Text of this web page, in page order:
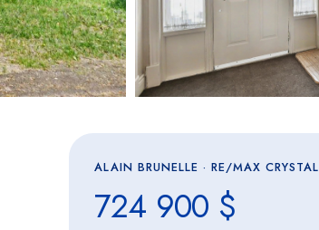
ALAIN BRUNELLE · RE/MAX CRYSTAL
724 900 $